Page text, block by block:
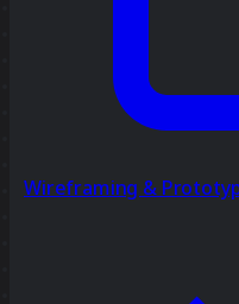
Wireframing &